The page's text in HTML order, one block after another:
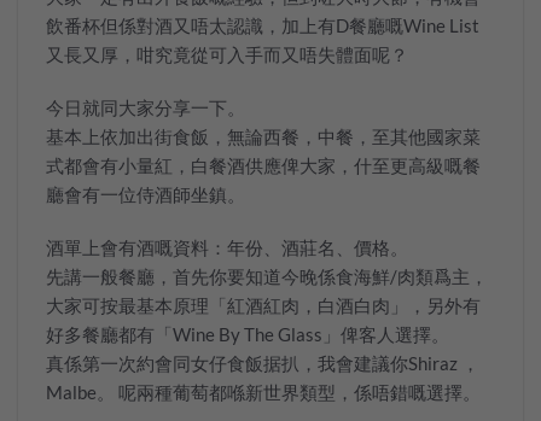
飲番杯但係對酒又唔太認識，加上有D餐廳嘅Wine List
又長又厚，咁究竟從可入手而又唔失體面呢？
今日就同大家分享一下。
基本上依加出街食飯，無論西餐，中餐，至其他國家菜
式都會有小量紅，白餐酒供應俾大家，什至更高級嘅餐
廳會有一位侍酒師坐鎮。
酒單上會有酒嘅資料：年份、酒莊名、價格。
先講一般餐廳，首先你要知道今晚係食海鮮/肉類爲主，
大家可按最基本原理「紅酒紅肉，白酒白肉」，另外有
好多餐廳都有「Wine By The Glass」俾客人選擇。
真係第一次約會同女仔食飯据扒，我會建議你Shiraz ，
Malbe。 呢兩種葡萄都喺新世界類型，係唔錯嘅選擇。